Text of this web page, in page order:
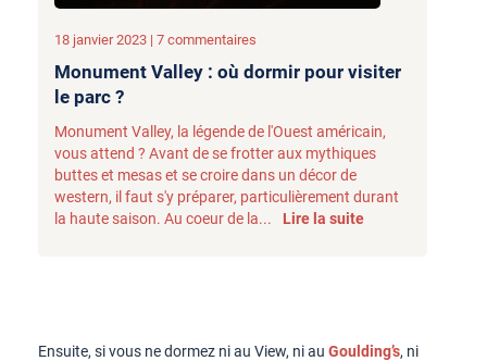
18 janvier 2023 | 7 commentaires
Monument Valley : où dormir pour visiter
le parc ?
Monument Valley, la légende de l'Ouest américain,
vous attend ? Avant de se frotter aux mythiques
buttes et mesas et se croire dans un décor de
western, il faut s'y préparer, particulièrement durant
la haute saison. Au coeur de la...
Lire la suite
Ensuite, si vous ne dormez ni au View, ni au Goulding’s, ni